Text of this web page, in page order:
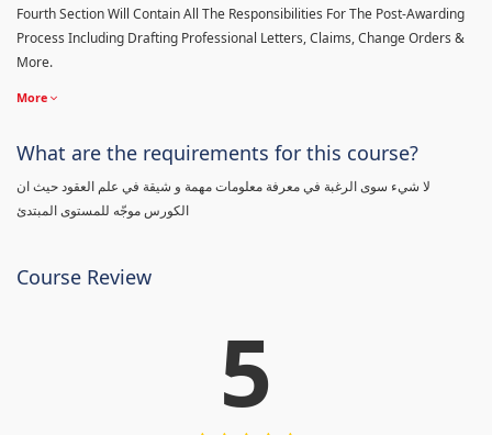
Fourth Section Will Contain All The Responsibilities For The Post-Awarding
Process Including Drafting Professional Letters, Claims, Change Orders &
More.
More
What are the requirements for this course?
لا شيء سوى الرغبة في معرفة معلومات مهمة و شيقة في علم العقود حيث ان
الكورس موجّه للمستوى المبتدئ
Course Review
5